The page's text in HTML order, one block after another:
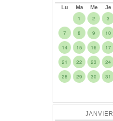
Lu Ma Me Je
1 2 3
7 8 9 10
14 15 16 17
21 22 23 24
28 29 30 31
JANVIER